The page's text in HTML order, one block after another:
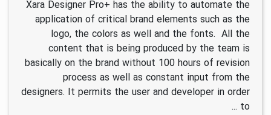
Xara Designer Pro+ has the ability to automate the
application of critical brand elements such as the
logo, the colors as well and the fonts. All the
content that is being produced by the team is
basically on the brand without 100 hours of revision
process as well as constant input from the
designers. It permits the user and developer in order
to ...